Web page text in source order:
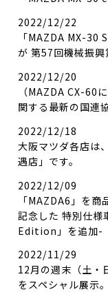
2022/12/22
「MAZDA MX-
が 第57回機械振
2022/12/20
（MAZDA CX-60
関する最新の国連
2022/12/18
大阪マツダ各店は
遇店」です。
2022/12/09
「MAZDA6」を
記念した 特別仕
Edition」を追加-
2022/11/29
12月の週末（土・
をスペシャル展示。